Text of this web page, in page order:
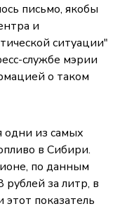
письмо, якобы
и
ситуации"
службе мэрии
о таком
одни из самых
в Сибири.
по данным
за литр, в
показатель